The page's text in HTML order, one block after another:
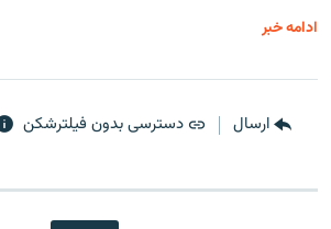
ادامه خبر
ارسال دسترسی بدون فیلترشکن